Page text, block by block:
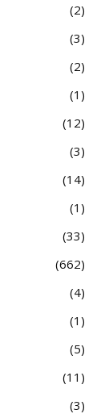
2
3
2
1
12
3
14
1
33
662
4
1
5
11
3